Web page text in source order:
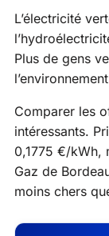
L’électricité
Plus de gens
Comparer les
intéressants.
0,1775 €/kWh,
Gaz de
moins chers